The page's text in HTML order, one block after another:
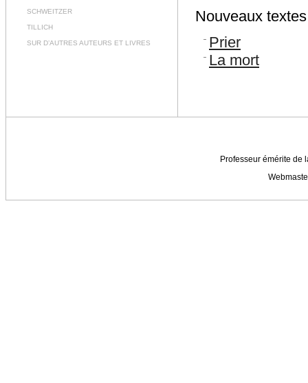
SCHWEITZER
TILLICH
SUR D’AUTRES AUTEURS ET LIVRES
Nouveaux
Prier
La mort
Professeur émérite de